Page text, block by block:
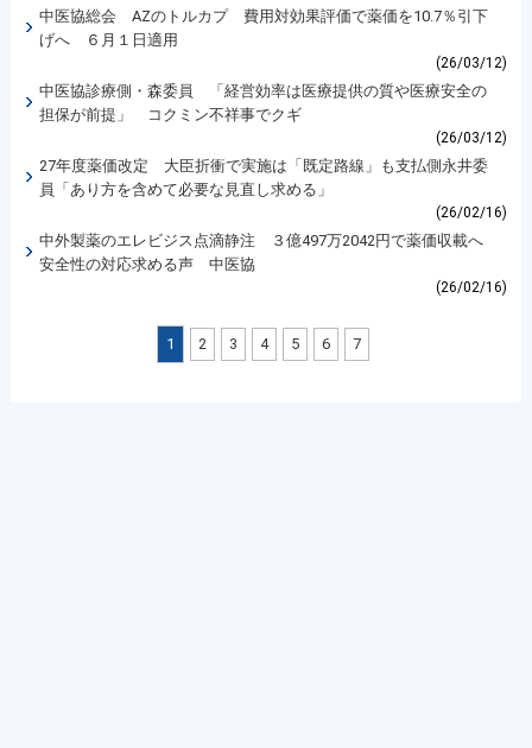
中医協総会 AZのトルカプ 費用対効果評価で薬価を10.7％引下
げへ ６月１日適用
(26/03/12)
中医協診療側・森委員 「経営効率は医療提供の質や医療安全の
担保が前提」 コクミン不祥事でクギ
(26/03/12)
27年度薬価改定 大臣折衝で実施は「既定路線」も支払側永井委
員「あり方を含めて必要な見直し求める」
(26/02/16)
中外製薬のエレビジス点滴静注 ３億497万2042円で薬価収載へ
安全性の対応求める声 中医協
(26/02/16)
1 2 3 4 5 6 7